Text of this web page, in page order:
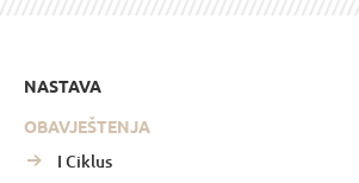
NASTAVA
OBAVJEŠTENJA
I Ciklus